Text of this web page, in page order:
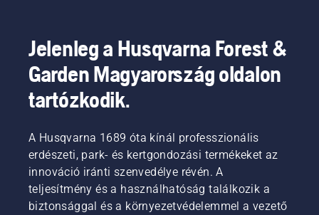
Jelenleg a Husqvarna Forest &
Garden Magyarország oldalon
tartózkodik.
A Husqvarna 1689 óta kínál professzionális
erdészeti, park- és kertgondozási termékeket az
innováció iránti szenvedélye révén. A
teljesítmény és a használhatóság találkozik a
biztonsággal és a környezetvédelemmel a vezető